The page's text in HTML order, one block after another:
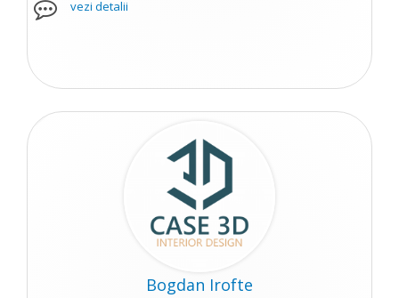
vezi detalii
Bogdan Irofte